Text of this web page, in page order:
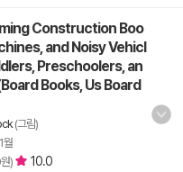
Construction Boo
and Noisy Vehicl
Preschoolers, an
Books, Us Board
(그림)
월
) 10.0